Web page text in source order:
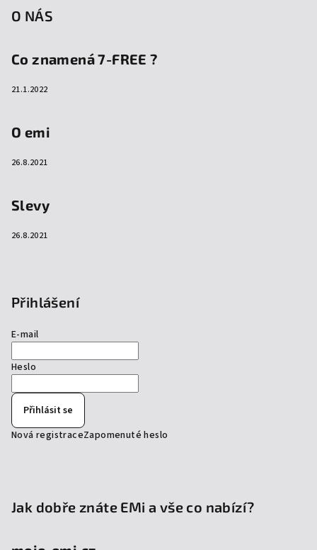
O NÁS
Co znamená 7-FREE ?
21.1.2022
O emi
26.8.2021
Slevy
26.8.2021
Přihlášení
E-mail
Heslo
Přihlásit se
Nová registraceZapomenuté heslo
Jak dobře znáte EMi a vše co nabízí?